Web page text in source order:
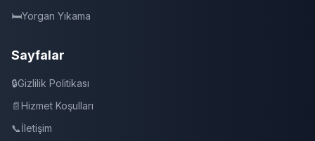
🛏️Yorgan Yıkama
Sayfalar
🔒Gizlilik Politikası
📄Hizmet Koşulları
📞İletişim